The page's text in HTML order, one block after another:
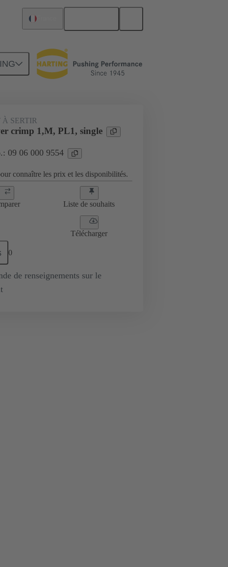
SERTIR
crimp 1,M, PL1, single
09 06 000 9554
connaître les prix et les disponibilités.
Liste de souhaits
Télécharger
0
de renseignements sur le